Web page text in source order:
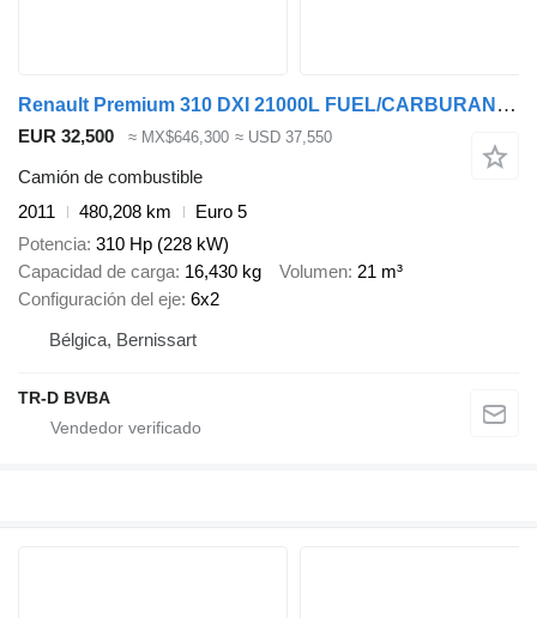
Renault Premium 310 DXI 21000L FUEL/CARBURANT - 7 COMP (!) - INTARDER
EUR 32,500 ≈ MX$646,300 ≈ USD 37,550
Camión de combustible
2011
480,208 km
Euro 5
Potencia 310 Hp (228 kW)
Capacidad de carga 16,430 kg Volumen 21 m³
Configuración del eje 6x2
Bélgica, Bernissart
TR-D BVBA